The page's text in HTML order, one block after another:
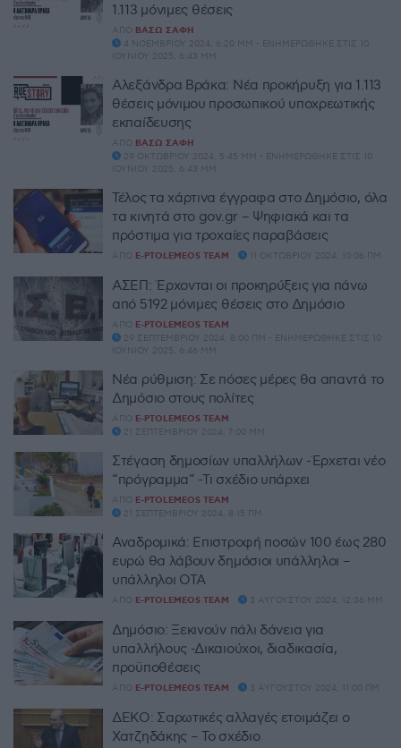
1.113 μόνιμες θέσεις
ΑΠΌ ΒΆΣΩ ΣΆΦΗ
4 ΝΟΕΜΒΡΊΟΥ 2024, 6:20 ΜΜ - ΕΝΗΜΕΡΏΘΗΚΕ ΣΤΙΣ 10
ΙΟΥΝΊΟΥ 2025, 6:43 ΜΜ
Αλεξάνδρα Βράκα: Νέα προκήρυξη για 1.113
θέσεις μόνιμου προσωπικού υποχρεωτικής
εκπαίδευσης
ΑΠΌ ΒΆΣΩ ΣΆΦΗ
29 ΟΚΤΩΒΡΊΟΥ 2024, 5:45 ΜΜ - ΕΝΗΜΕΡΏΘΗΚΕ ΣΤΙΣ 10
ΙΟΥΝΊΟΥ 2025, 6:43 ΜΜ
Τέλος τα χάρτινα έγγραφα στο Δημόσιο, όλα
τα κινητά στο gov.gr – Ψηφιακά και τα
πρόστιμα για τροχαίες παραβάσεις
ΑΠΌ E-PTOLEMEOS TEAM 11 ΟΚΤΩΒΡΊΟΥ 2024, 10:06 ΠΜ
ΑΣΕΠ: Έρχονται οι προκηρύξεις για πάνω
από 5192 μόνιμες θέσεις στο Δημόσιο
ΑΠΌ E-PTOLEMEOS TEAM
29 ΣΕΠΤΕΜΒΡΊΟΥ 2024, 8:00 ΠΜ - ΕΝΗΜΕΡΏΘΗΚΕ ΣΤΙΣ 10
ΙΟΥΝΊΟΥ 2025, 6:46 ΜΜ
Νέα ρύθμιση: Σε πόσες μέρες θα απαντά το
Δημόσιο στους πολίτες
ΑΠΌ E-PTOLEMEOS TEAM
21 ΣΕΠΤΕΜΒΡΊΟΥ 2024, 7:00 ΜΜ
Στέγαση δημοσίων υπαλλήλων -Έρχεται νέο
“πρόγραμμα” -Τι σχέδιο υπάρχει
ΑΠΌ E-PTOLEMEOS TEAM
21 ΣΕΠΤΕΜΒΡΊΟΥ 2024, 8:15 ΠΜ
Αναδρομικά: Επιστροφή ποσών 100 έως 280
ευρώ θα λάβουν δημόσιοι υπάλληλοι –
υπάλληλοι ΟΤΑ
ΑΠΌ E-PTOLEMEOS TEAM 3 ΑΥΓΟΎΣΤΟΥ 2024, 12:36 ΜΜ
Δημόσιο: Ξεκινούν πάλι δάνεια για
υπαλλήλους -Δικαιούχοι, διαδικασία,
προϋποθέσεις
ΑΠΌ E-PTOLEMEOS TEAM 3 ΑΥΓΟΎΣΤΟΥ 2024, 11:00 ΠΜ
ΔΕΚΟ: Σαρωτικές αλλαγές ετοιμάζει ο
Χατζηδάκης – Το σχέδιο